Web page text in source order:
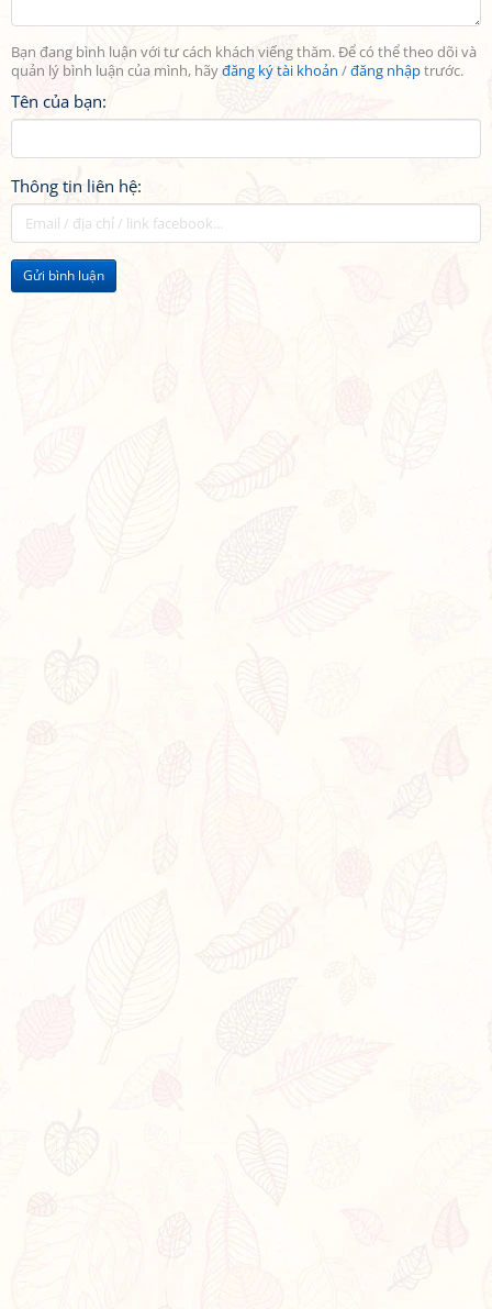
Bạn đang bình luận với tư cách khách viếng thăm. Để có thể theo dõi và
quản lý bình luận của mình, hãyđăng ký tài khoản /đăng nhậptrước.
Tên của bạn:
Thông tin liên hệ:
Gửi bình luận